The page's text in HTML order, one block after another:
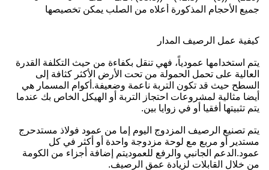
جميع الأحجام المذكورة أعلاه من الصلب يمكن تخصيصها
كيفية عمل الرصيف المدار
يتم استخدامها عمودياً، فهي تنقل بكفاءة من حيث التكلفة القدرة
العالية على تحمل الحمولة من تحت الأرض الأكثر كثافة إلى
السطح حيث قد تكون التربة ناعمة وضعيفة.أكوام المسمار هي
أيضا مثالية لمشروعات احتجاز التربة أو الهيكل الخاص بك عندما
يتم تثبيتها أفقيا أو في زوايا بين.
يتم تصنيع الرصيف المزدوج اليوم إما من عمود فولاذ مستدحرج
مستدير أو مربع مع لوحة مزدوجة واحدة أو أكثر في كل
عمود.الدعم الجانبي والرفع للعموديتم إضافة أجزاء من الكومة
من خلال القابلات لزيادة عمق الرصيف.